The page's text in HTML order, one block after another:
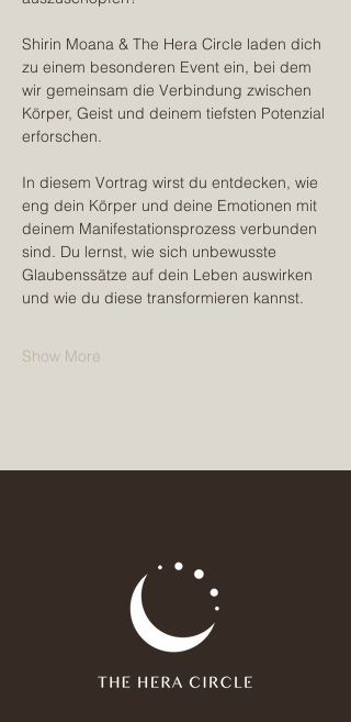
Shirin Moana & The Hera Circle laden dich
zu einem besonderen Event ein, bei dem
wir gemeinsam die Verbindung zwischen
Körper, Geist und deinem tiefsten Potenzial
erforschen.
In diesem Vortrag wirst du entdecken, wie
eng dein Körper und deine Emotionen mit
deinem Manifestationsprozess verbunden
sind. Du lernst, wie sich unbewusste
Glaubenssätze auf dein Leben auswirken
und wie du diese transformieren kannst.
Show More